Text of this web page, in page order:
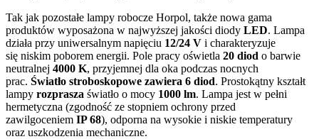
Tak jak pozostałe lampy robocze Horpol, także nowa gama
produktów wyposażona w najwyższej jakości diody LED. Lampa
działa przy uniwersalnym napięciu 12/24 V i charakteryzuje
się niskim poborem energii. Pole pracy oświetla 20 diod o barwie
neutralnej 4000 K, przyjemnej dla oka podczas nocnych
prac. Światło stroboskopowe zawiera 6 diod. Prostokątny kształt
lampy rozprasza światło o mocy 1000 lm. Lampa jest w pełni
hermetyczna (zgodność ze stopniem ochrony przed
zawilgoceniem IP 68), odporna na wysokie i niskie temperatury
oraz uszkodzenia mechaniczne.